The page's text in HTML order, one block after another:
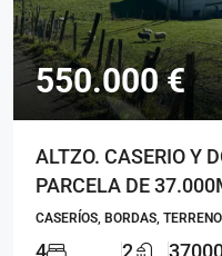
550.000 €
ALTZO. CASERIO Y
PARCELA DE
CASERÍOS, BORDAS,
4 2